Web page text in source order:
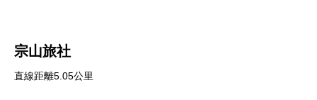
宗山旅社
直線距離5.05公里